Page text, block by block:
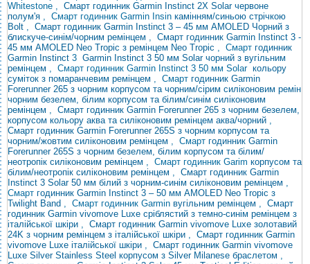
Whitestone , Смарт годинник Garmin Instinct 2X Solar червоне
полум'я , Смарт годинник Garmin Insin камінням/синьою стрічкою
Bolt , Смарт годинник Garmin Instinct 3 – 45 мм AMOLED Чорний з
блискуче-синім/чорним ремінцем , Смарт годинник Garmin Instinct 3 -
45 мм AMOLED Neo Tropic з ремінцем Neo Tropic , Смарт годинник
Garmin Instinct 3 Garmin Instinct 3 50 мм Solar чорний з вугільним
ремінцем , Смарт годинник Garmin Instinct 3 50 мм Solar кольору
суміток з помаранчевим ремінцем , Смарт годинник Garmin
Forerunner 265 з чорним корпусом та чорним/сірим силіконовим ремін
чорним безелем, білим корпусом та білим/синім силіконовим
ремінцем , Смарт годинник Garmin Forerunner 265 з чорним безелем,
корпусом кольору аква та силіконовим ремінцем аква/чорний ,
Смарт годинник Garmin Forerunner 265S з чорним корпусом та
чорним/жовтим силіконовим ремінцем , Смарт годинник Garmin
Forerunner 265S з чорним безелем, білим корпусом та білим/
неотропік силіконовим ремінцем , Смарт годинник Garim корпусом та
білим/неотропік силіконовим ремінцем , Смарт годинник Garmin
Instinct 3 Solar 50 мм білий з чорним-синім силіконовим ремінцем ,
Смарт годинник Garmin Instinct 3 – 50 мм AMOLED Neo Tropic з
Twilight Band , Смарт годинник Garmin вугільним ремінцем , Смарт
годинник Garmin vivomove Luxe сріблястий з темно-синім ремінцем з
італійської шкіри , Смарт годинник Garmin vivomove Luxe золотавий
24K з чорним ремінцем з італійської шкіри , Смарт годинник Garmin
vivomove Luxe італійської шкіри , Смарт годинник Garmin vivomove
Luxe Silver Stainless Steel корпусом з Silver Milanese браслетом ,